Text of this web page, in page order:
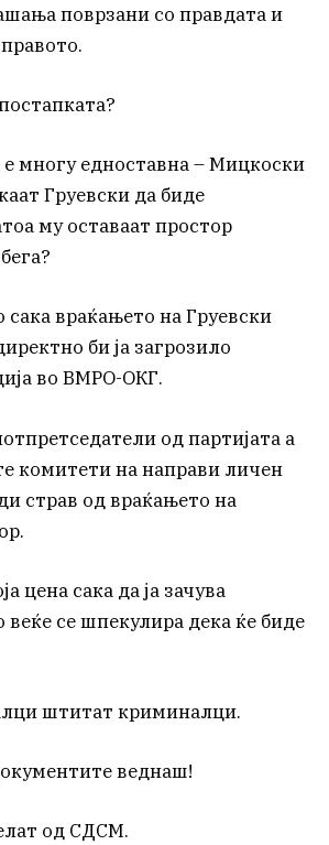
поврзани со правдата и
многу едноставна – Мицкоски
Груевски да биде
му оставаат простор
враќањето на Груевски
би ја загрозило
во ВМРО-ОКГ.
од партијата а
комитети на направи личен
страв од враќањето на
цена сака да ја зачува
веќе се шпекулира дека ќе биде
штитат криминалци.
веднаш!
од СДСМ.